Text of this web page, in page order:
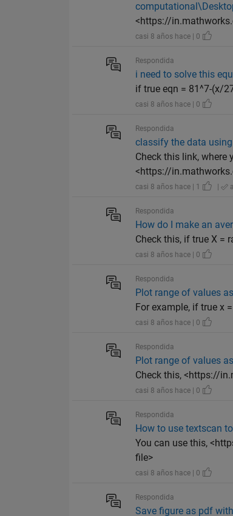
<https://
casi 8 años hace | 0
Respondida
i need to solve this
if true eqn = 81^7-(x/
casi 8 años hace | 0
Respondida
classify the data
Check this link, where
<https://
casi 8 años hace | 1 |
Respondida
How do I make an
Check this, if true X =
casi 8 años hace | 0
Respondida
Plot range of values
For example, if true x
casi 8 años hace | 0
Respondida
Plot range of values
Check this, <https://
casi 8 años hace | 0
Respondida
How to use textscan
You can use this,
file>
casi 8 años hace | 0
Respondida
Save figure as pdf